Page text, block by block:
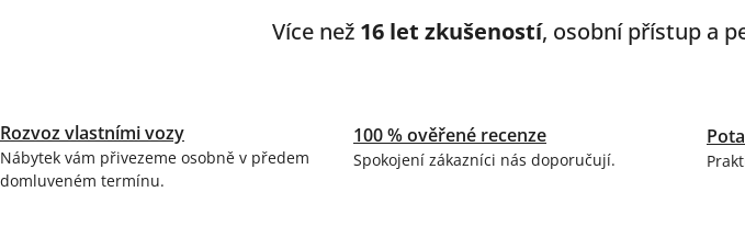
Více než 16 let zkušeností, osobní přístup a
Rozvoz vlastními vozy
Nábytek vám přivezeme osobně v předem
domluveném termínu.
100 % ověřené recenze
Spokojení zákazníci nás doporučují.